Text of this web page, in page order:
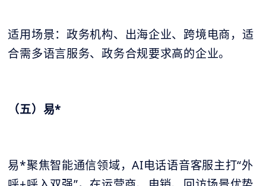
适用场景：政务机构、出海企业、跨境电商，适
合需多语言服务、政务合规要求高的企业。
（五）易*
易*聚焦智能通信领域，AI电话语音客服主打“外